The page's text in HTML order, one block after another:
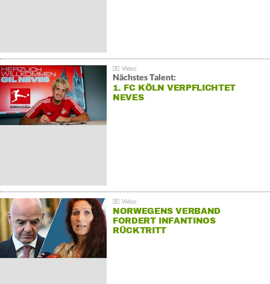
Nächstes Talent:
1. FC KÖLN VERPFLICHTET
NEVES
NORWEGENS VERBAND
FORDERT INFANTINOS
RÜCKTRITT